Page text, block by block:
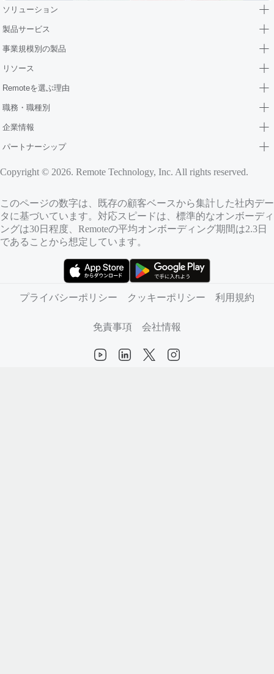
ソリューション
製品サービス
事業規模別の製品
リソース
Remoteを選ぶ理由
職務・職種別
企業情報
パートナーシップ
Copyright © 2026. Remote Technology, Inc. All rights reserved.
このページの数字は、既存の顧客ベースから集計した社内デー
タに基づいています。対応スピードは、標準的なオンボーディ
ングは30日程度、Remoteの平均オンボーディング期間は2.3日
であることから想定しています。
プライバシーポリシー
クッキーポリシー 利用規約
免責事項 会社情報